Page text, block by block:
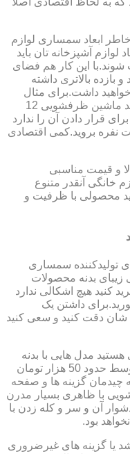
خاطر ابعاد سمساری لوازم
آشپزخانه تان باید
شوند.با این کار هم فضای
بازده بالاتری داشته
داشت.برای مثال
حتی اگر بودجه تان به شما اجازه می دهد ماشین ظرفشویی 12
قرار دادن آن را ندارد
بروید.کمی اقتصادی
و قیمت مناسبی
خانگی آنقدر متنوع
محصولی با ظرفیت و
تولیدکننده سمساری
بدنه محصولات
کنید هیچ اشکالی ندارد
داشتن یک
شان دقت کنید و سعی کنید
مدل هایی با بدنه
سفید رنگ را انتخاب کنید که به طور متوسط حدود 50 هزار تومان
چیدمان گزینه ها و صفحه
با ظاهری بسیار مدرن
آن و سر و کله زدن با
بود.
یا گزینه های غیرضروری